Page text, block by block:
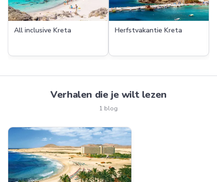
All inclusive Kreta Herfstvakantie Kreta
Verhalen die je wilt lezen
1 blog